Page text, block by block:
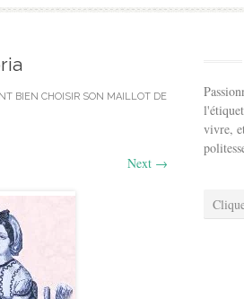
BIEN CHOISIR SON MAILLOT DE
Next →
vivre,